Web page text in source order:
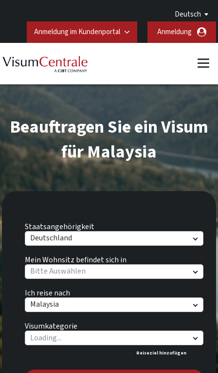
Deutsch
Anmeldung im Kundenportal
Anmeldung
Staatsangehörigkeit
Deutschland
Mein Wohnsitz befindet sich in
Bitte Auswählen
Ich reise nach
Malaysia
Visumkategorie
Reiseziel hinzufügen
Beauftragen Sie ein Visum
für Malaysia